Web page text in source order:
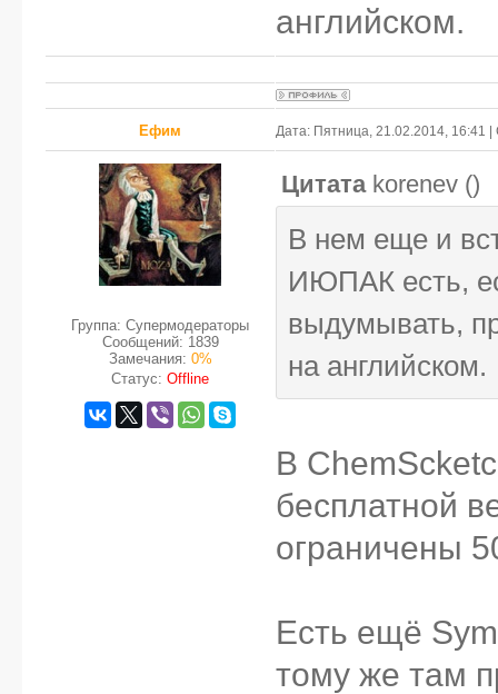
английском.
Ефим Дата: Пятница, 21.02.2014, 16:41
Группа: Супермодераторы
Сообщений: 1839
Замечания: 0%
Статус: Offline
Цитата korenev ()
В нем еще и
ИЮПАК есть,
выдумывать,
на английском.
В
бесплатной
ограничены
Есть ещё
тому же там